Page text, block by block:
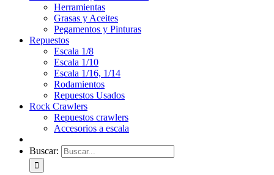
Herramientas
Grasas y Aceites
Pegamentos y Pinturas
Repuestos
Escala 1/8
Escala 1/10
Escala 1/16, 1/14
Rodamientos
Repuestos Usados
Rock Crawlers
Repuestos crawlers
Accesorios a escala
Buscar: